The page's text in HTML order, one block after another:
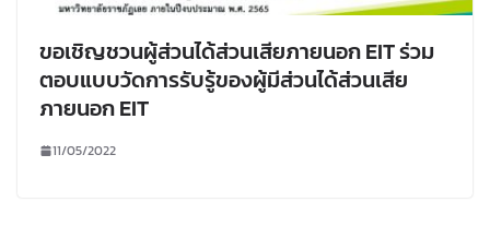
ขอเชิญชวนผู้ส่วนได้ส่วนเสียภายนอก EIT ร่วม
ตอบแบบวัดการรับรู้ของผู้มีส่วนได้ส่วนเสีย
ภายนอก EIT
11/05/2022